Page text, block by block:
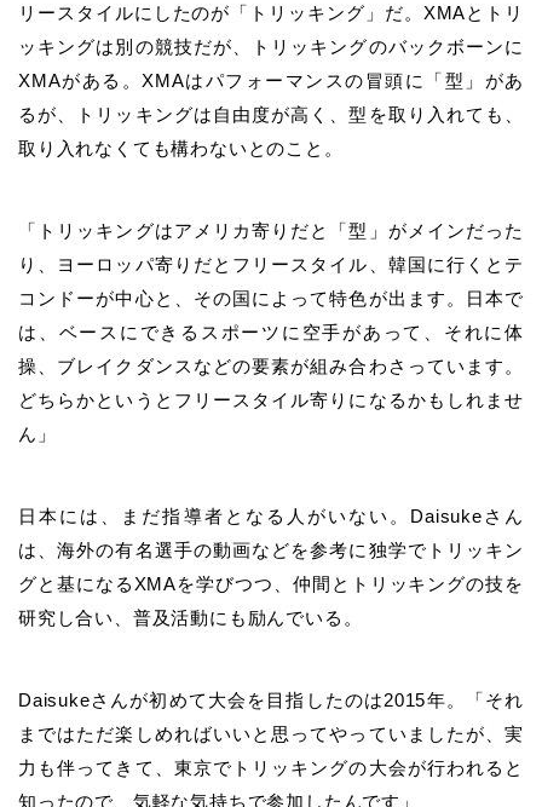
リースタイルにしたのが「トリッキング」だ。XMAとトリ
ッキングは別の競技だが、トリッキングのバックボーンに
XMAがある。XMAはパフォーマンスの冒頭に「型」があ
るが、トリッキングは自由度が高く、型を取り入れても、
取り入れなくても構わないとのこと。
「トリッキングはアメリカ寄りだと「型」がメインだった
り、ヨーロッパ寄りだとフリースタイル、韓国に行くとテ
コンドーが中心と、その国によって特色が出ます。日本で
は、ベースにできるスポーツに空手があって、それに体
操、ブレイクダンスなどの要素が組み合わさっています。
どちらかというとフリースタイル寄りになるかもしれませ
ん」
日本には、まだ指導者となる人がいない。Daisukeさん
は、海外の有名選手の動画などを参考に独学でトリッキン
グと基になるXMAを学びつつ、仲間とトリッキングの技を
研究し合い、普及活動にも励んでいる。
Daisukeさんが初めて大会を目指したのは2015年。「それ
まではただ楽しめればいいと思ってやっていましたが、実
力も伴ってきて、東京でトリッキングの大会が行われると
知ったので、気軽な気持ちで参加したんです」